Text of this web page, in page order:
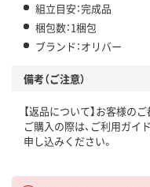
組立目安：完成品
梱包数：1梱包
ブランド：オリバー
備考（ご注意）
【返品について】お客様の
ご購入の際は、ご利用ガイ
申し込みください。